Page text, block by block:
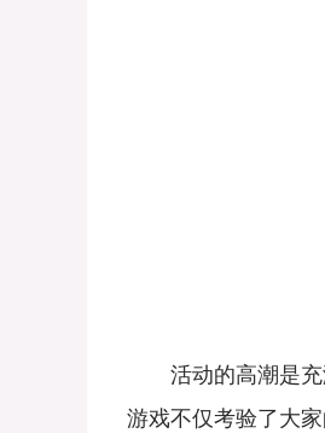
活动的高潮是充
游戏不仅考验了大